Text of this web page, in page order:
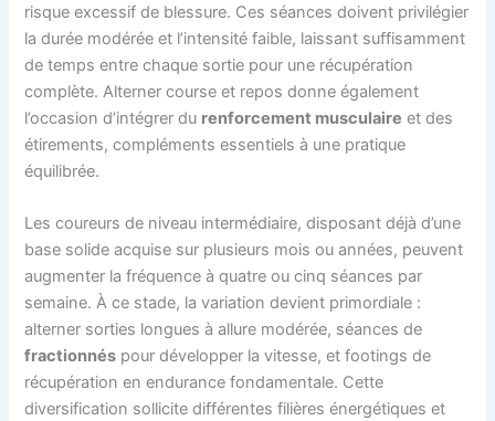
risque excessif de blessure. Ces séances doivent privilégier
la durée modérée et l’intensité faible, laissant suffisamment
de temps entre chaque sortie pour une récupération
complète. Alterner course et repos donne également
l’occasion d’intégrer du renforcement musculaire et des
étirements, compléments essentiels à une pratique
équilibrée.
Les coureurs de niveau intermédiaire, disposant déjà d’une
base solide acquise sur plusieurs mois ou années, peuvent
augmenter la fréquence à quatre ou cinq séances par
semaine. À ce stade, la variation devient primordiale :
alterner sorties longues à allure modérée, séances de
fractionnés pour développer la vitesse, et footings de
récupération en endurance fondamentale. Cette
diversification sollicite différentes filières énergétiques et